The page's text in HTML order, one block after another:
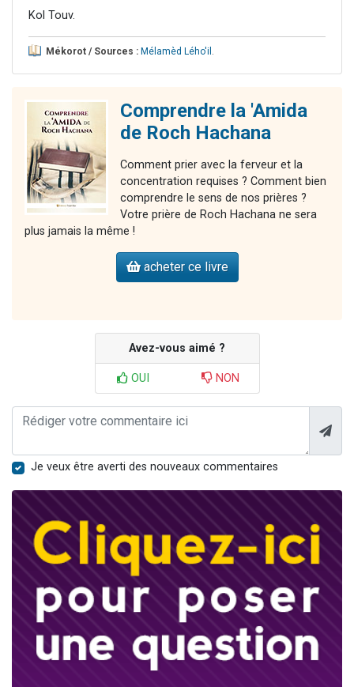
Kol Touv.
Mékorot / Sources : Mélamèd Lého'il .
Comprendre la 'Amida
de Roch Hachana
Comment prier avec la ferveur et la
concentration requises ? Comment bien
comprendre le sens de nos prières ?
Votre prière de Roch Hachana ne sera
plus jamais la même !
acheter ce livre
Avez-vous aimé ?
OUI NON
Je veux être averti des nouveaux commentaires